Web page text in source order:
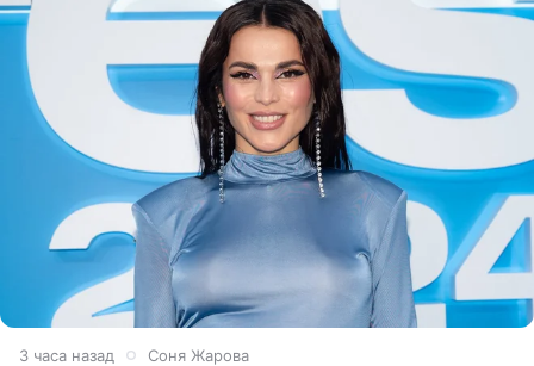
3 часа назад Соня Жарова